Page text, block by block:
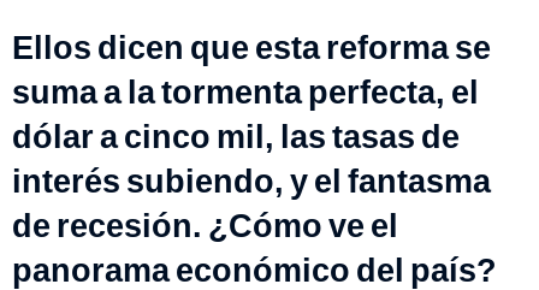
Ellos dicen que esta reforma se
suma a la tormenta perfecta, el
dólar a cinco mil, las tasas de
interés subiendo, y el fantasma
de recesión. ¿Cómo ve el
panorama económico del país?